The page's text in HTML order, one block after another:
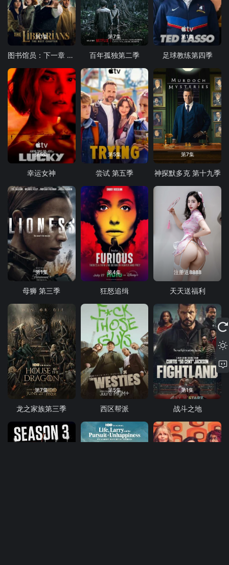
第1集
图书馆员：下一章 第二季
第7集
百年孤独第二季
第1集
足球教练第四季
第5集
幸运女神
第5集
尝试 第五季
第7集
神探默多克 第十九季
第1集
母狮 第三季
第4集
狂怒追缉
注册送8888
天天送福利
第7集
龙之家族第三季
第5集
西区帮派
第1集
战斗之地